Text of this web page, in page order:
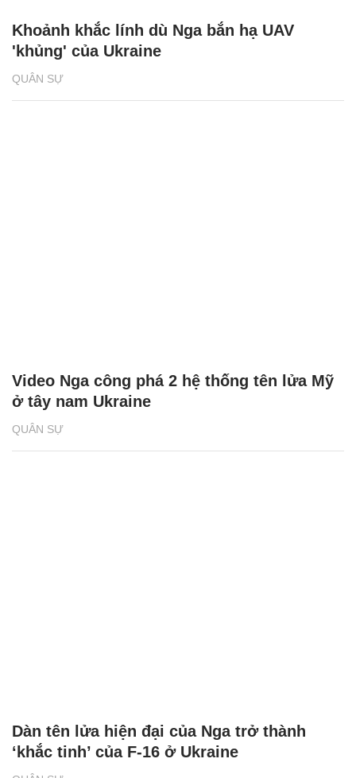
QUÂN SỰ
Khoảnh khắc lính dù Nga bắn hạ UAV
'khủng' của Ukraine
QUÂN SỰ
Video Nga công phá 2 hệ thống tên lửa Mỹ
ở tây nam Ukraine
Dàn tên lửa hiện đại của Nga trở thành
‘khắc tinh’ của F-16 ở Ukraine